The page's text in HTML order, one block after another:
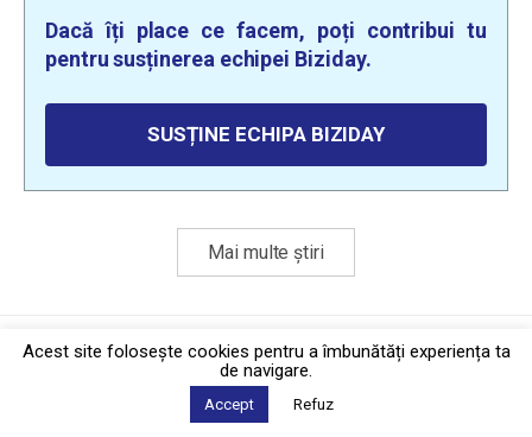
Dacă îți place ce facem, poți contribui tu
pentru susținerea echipei Biziday.
SUSȚINE ECHIPA BIZIDAY
Mai multe știri
Politica de confidențialitate·Contact
2026 © Biziday
Acest site foloseşte cookies pentru a îmbunătăți experiența ta
de navigare.
Accept Refuz